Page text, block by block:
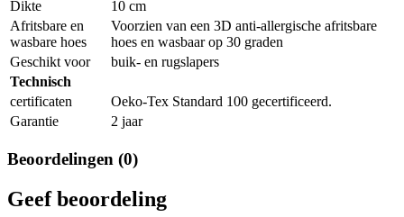
Dikte
10 cm
Afritsbare en
wasbare hoes
Voorzien van een 3D anti-allergische afritsbare
hoes en wasbaar op 30 graden
Geschikt voor
buik- en rugslapers
Technisch
certificaten
Oeko-Tex Standard 100 gecertificeerd.
Garantie
2 jaar
Beoordelingen (0)
Geef beoordeling